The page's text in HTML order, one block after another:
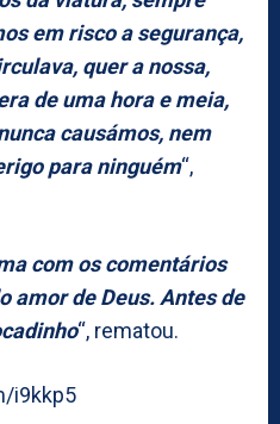
em risco a segurança,
quer a nossa,
de uma hora e meia,
causámos, nem
para ninguém“,
com os comentários
amor de Deus. Antes de
“, rematou.
i9kkp5